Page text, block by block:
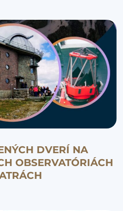
DVERÍ NA
OBSERVATÓRIÁCH